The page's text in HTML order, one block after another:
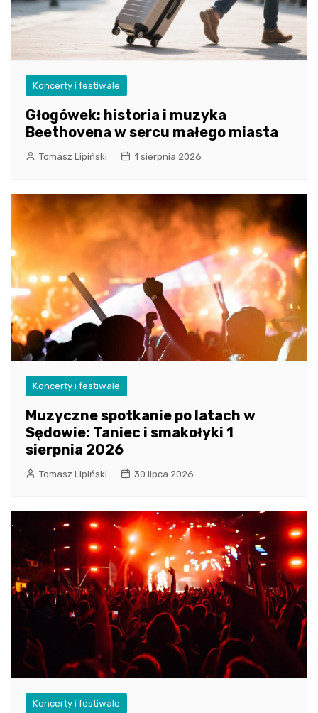
Koncerty i festiwale
Głogówek: historia i muzyka
Beethovena w sercu małego miasta
Tomasz Lipiński 1 sierpnia 2026
Koncerty i festiwale
Muzyczne spotkanie po latach w
Sędowie: Taniec i smakołyki 1
sierpnia 2026
Tomasz Lipiński 30 lipca 2026
Koncerty i festiwale